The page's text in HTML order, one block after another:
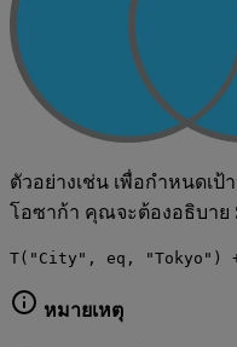
ตัวอย่างเช่น เพื่อกำหนดเ
โอซาก้า คุณจะต้องอธิบาย
T("City", eq, "Tokyo")
หมายเหตุ